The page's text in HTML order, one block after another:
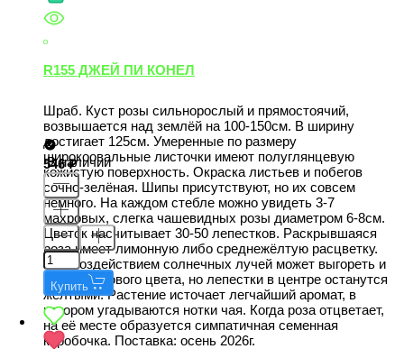
R155 ДЖЕЙ ПИ КОНЕЛ
Шраб. Куст розы сильнорослый и прямостоячий,
возвышается над землёй на 100-150см. В ширину
достигает 125см. Умеренные по размеру
широкоовальные листочки имеют полуглянцевую
кожистую поверхность. Окраска листьев и побегов
сочно-зелёная. Шипы присутствуют, но их совсем
немного. На каждом стебле можно увидеть 3-7
махровых, слегка чашевидных розы диаметром 6-8см.
Цветок насчитывает 30-50 лепестков. Раскрывшаяся
роза имеет лимонную либо среднежёлтую расцветку.
Под воздействием солнечных лучей может выгореть и
быть кремового цвета, но лепестки в центре останутся
жёлтыми. Растение источает легчайший аромат, в
котором угадываются нотки чая. Когда роза отцветает,
на её месте образуется симпатичная семенная
коробочка. Поставка: осень 2026г.
В наличии
546
Купить